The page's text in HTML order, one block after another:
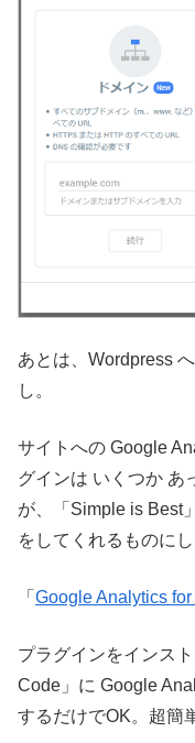
あとは、Wordpress
し。
サイトへの Google
グインは いくつか あ
が、「Simple is Best
をしてくれるものにし
「 Google Analytics
プラグインをインス
Code」に Google
するだけでOK。超簡